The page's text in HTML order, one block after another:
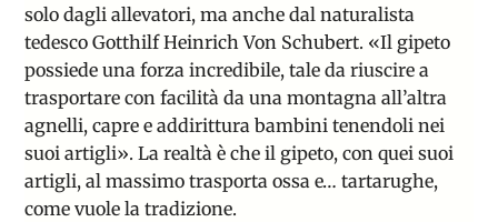
solo dagli allevatori, ma anche dal naturalista
tedesco Gotthilf Heinrich Von Schubert. «Il gipeto
possiede una forza incredibile, tale da riuscire a
trasportare con facilità da una montagna all’altra
agnelli, capre e addirittura bambini tenendoli nei
suoi artigli». La realtà è che il gipeto, con quei suoi
artigli, al massimo trasporta ossa e… tartarughe,
come vuole la tradizione.